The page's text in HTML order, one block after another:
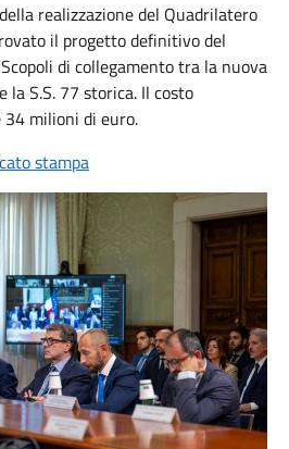
realizzazione del Quadrilatero
il progetto definitivo del
di collegamento tra la nuova
la S.S. 77 storica. Il costo
milioni di euro.
stampa